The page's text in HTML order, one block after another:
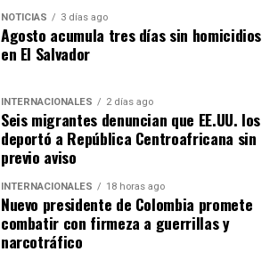
NOTICIAS 3 días ago
Agosto acumula tres días sin homicidios
en El Salvador
INTERNACIONALES 2 días ago
Seis migrantes denuncian que EE.UU. los
deportó a República Centroafricana sin
previo aviso
INTERNACIONALES 18 horas ago
Nuevo presidente de Colombia promete
combatir con firmeza a guerrillas y
narcotráfico